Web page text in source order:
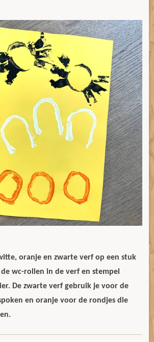
oranje en zwarte verf op een stuk
wc-rollen in de verf en stempel
De zwarte verf gebruik je voor de
en oranje voor de rondjes die